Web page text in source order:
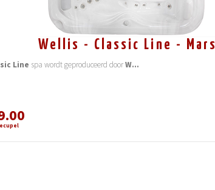
Wellis - Classic Line - Mars
Line spa wordt geproduceerd doorW...